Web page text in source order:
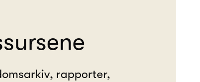
rapporter,